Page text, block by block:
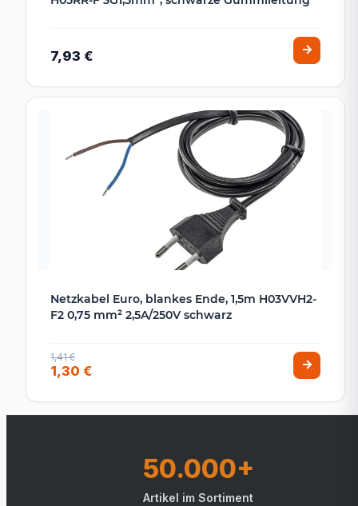
7,93 €
Netzkabel Euro, blankes Ende, 1,5m H03VVH2-
F2 0,75 mm² 2,5A/250V schwarz
1,41 €
1,30 €
50.000+
Artikel im Sortiment